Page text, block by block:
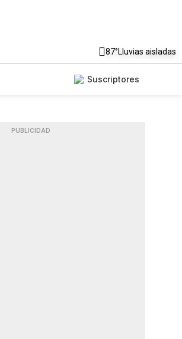
87°Lluvias aisladas
Suscriptores
PUBLICIDAD